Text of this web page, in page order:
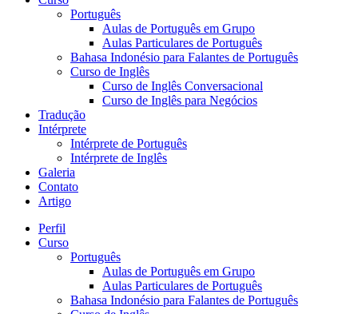
Português
Aulas de Português em Grupo
Aulas Particulares de Português
Bahasa Indonésio para Falantes de Português
Curso de Inglês
Curso de Inglês Conversacional
Curso de Inglês para Negócios
Tradução
Intérprete
Intérprete de Português
Intérprete de Inglês
Galeria
Contato
Artigo
Perfil
Curso
Português
Aulas de Português em Grupo
Aulas Particulares de Português
Bahasa Indonésio para Falantes de Português